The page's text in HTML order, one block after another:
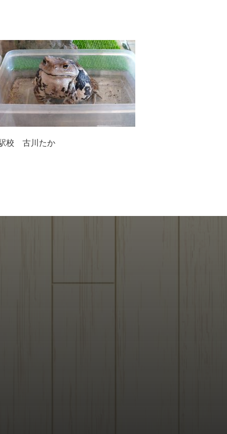
校 古川たか